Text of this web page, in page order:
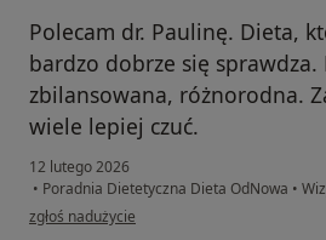
Polecam dr. Paulinę. Dieta,
bardzo dobrze się sprawdza.
zbilansowana, różnorodna.
wiele lepiej czuć.
12 lutego 2026
• Poradnia Dietetyczna Dieta OdNowa •
w opinii użytkownika M. D
zgłoś nadużycie